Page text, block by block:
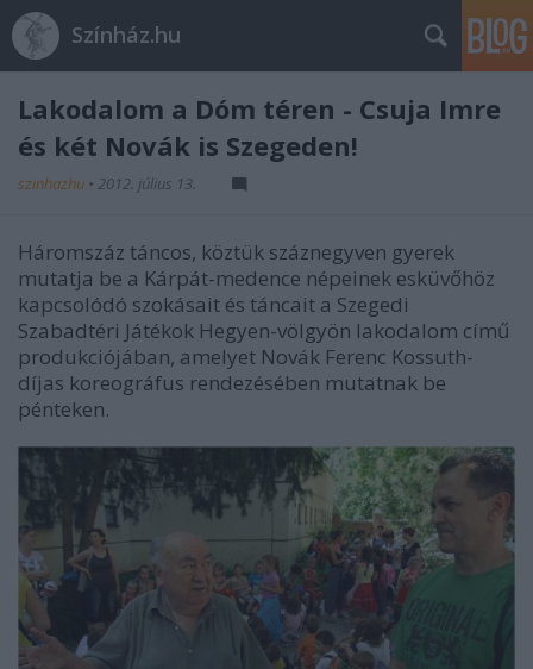
Színház.hu
Lakodalom a Dóm téren - Csuja Imre
és két Novák is Szegeden!
szinhazhu • 2012. július 13.
Háromszáz táncos, köztük száznegyven gyerek
mutatja be a Kárpát-medence népeinek esküvőhöz
kapcsolódó szokásait és táncait a Szegedi
Szabadtéri Játékok Hegyen-völgyön lakodalom című
produkciójában, amelyet Novák Ferenc Kossuth-
díjas koreográfus rendezésében mutatnak be
pénteken.